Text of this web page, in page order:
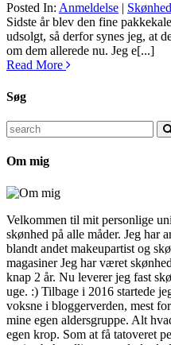
Posted In: Anmeldelse | Skønhed
Silke
Sidste år blev den fine
udsolgt, så derfor synes jeg, at
om dem allerede nu. Jeg e[...]
Read More
Søg
Search
for:
Om mig
Velkommen til mit personlige
skønhed på alle måder. Jeg har
blandt andet makeupartist og
magasiner Jeg har været
knap 2 år. Nu leverer jeg fast
uge. :) Tilbage i 2016 startede
voksne i bloggerverden, mest
mine egen aldersgruppe. Alt
egen krop. Som at få tatoveret